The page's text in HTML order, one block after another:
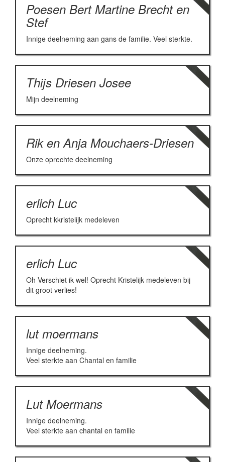
Poesen Bert Martine Brecht en
Stef
Innige deelneming aan gans de familie. Veel sterkte.
Thijs Driesen Josee
Mijn deelneming
Rik en Anja Mouchaers-Driesen
Onze oprechte deelneming
erlich Luc
Oprecht kkristelijk medeleven
erlich Luc
Oh Verschiet ik wel! Oprecht Kristelijk medeleven bij
dit groot verlies!
lut moermans
Innige deelneming.
Veel sterkte aan Chantal en familie
Lut Moermans
Innige deelneming.
Veel sterkte aan chantal en familie